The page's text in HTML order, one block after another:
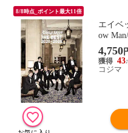
8/8時点_ポイント最大11倍
エイベ
ow
u-ray
4,750
43
コジマ